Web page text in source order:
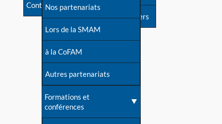
Contact
S'inscrire à nos newsletters
Nos partenariats
Lors de la SMAM
à la CoFAM
Autres partenariats
Formations et
conférences